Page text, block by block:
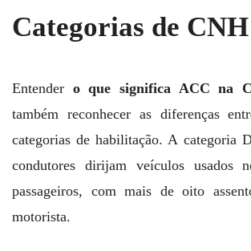
Categorias de CNH
Entender o que significa ACC na
também reconhecer as diferenças
categorias de habilitação. A categoria
condutores dirijam veículos usados
passageiros, com mais de oito
motorista.